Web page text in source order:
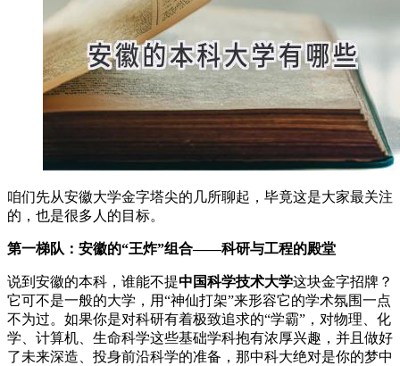
咱们先从安徽大学金字塔尖的几所聊起，毕竟这是大家最关注
的，也是很多人的目标。
第一梯队：安徽的“王炸”组合——科研与工程的殿堂
说到安徽的本科，谁能不提中国科学技术大学这块金字招牌？
它可不是一般的大学，用“神仙打架”来形容它的学术氛围一点
不为过。如果你是对科研有着极致追求的“学霸”，对物理、化
学、计算机、生命科学这些基础学科抱有浓厚兴趣，并且做好
了未来深造、投身前沿科学的准备，那中科大绝对是你的梦中